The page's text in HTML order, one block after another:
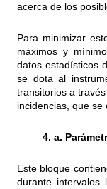
acerca de los
Para minimizar
máximos y
datos estadísticos
se dota al
transitorios a
incidencias, que
4. a.
Este bloque
durante